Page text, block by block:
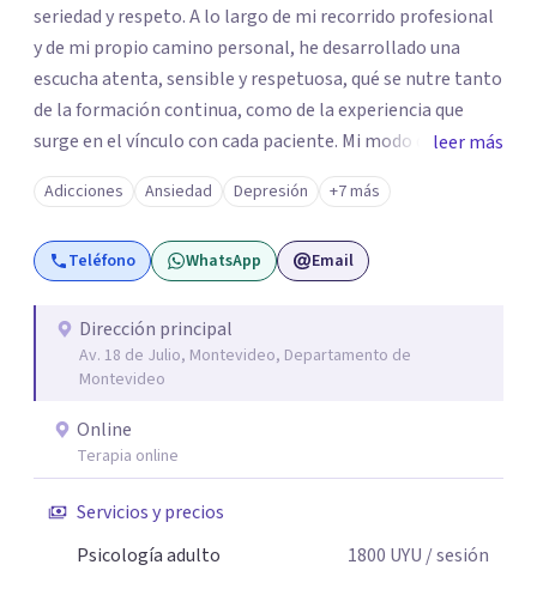
seriedad y respeto. A lo largo de mi recorrido profesional
y de mi propio camino personal, he desarrollado una
escucha atenta, sensible y respetuosa, qué se nutre tanto
de la formación continua, como de la experiencia que
surge en el vínculo con cada paciente. Mi modo de
acompañar se fundamenta en la empatía, la presencia y
el respeto por los tiempos subjetivos, reconociendo que
cada proceso es único y requiere ser alojado sin apuros ni
exigencias externas. Concibo el espacio terapéutico
puede ser desplegada, favoreciendo así, un proceso
sostenido, orientado al bienestar psíquico y al desarrollo
personal.
leer más
Adicciones Ansiedad Depresión +7 más
Teléfono WhatsApp Email
Dirección principal
Av. 18 de Julio, Montevideo, Departamento de
Montevideo
Online
Terapia online
Servicios y precios
Psicología adulto
1800 UYU / sesión